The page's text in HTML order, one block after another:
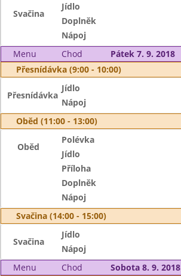
Svačina
Jídlo
Doplněk
Nápoj
Menu
Chod
Pátek 7. 9. 2018
Přesnídávka (9:00 - 10:00)
Přesnídávka
Jídlo
Nápoj
Oběd (11:00 - 13:00)
Oběd
Polévka
Jídlo
Příloha
Doplněk
Nápoj
Svačina (14:00 - 15:00)
Svačina
Jídlo
Nápoj
Menu
Chod
Sobota 8. 9. 2018